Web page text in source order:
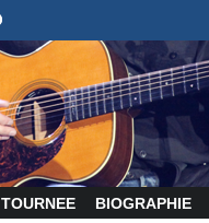
TOURNEE BIOGRAPHIE